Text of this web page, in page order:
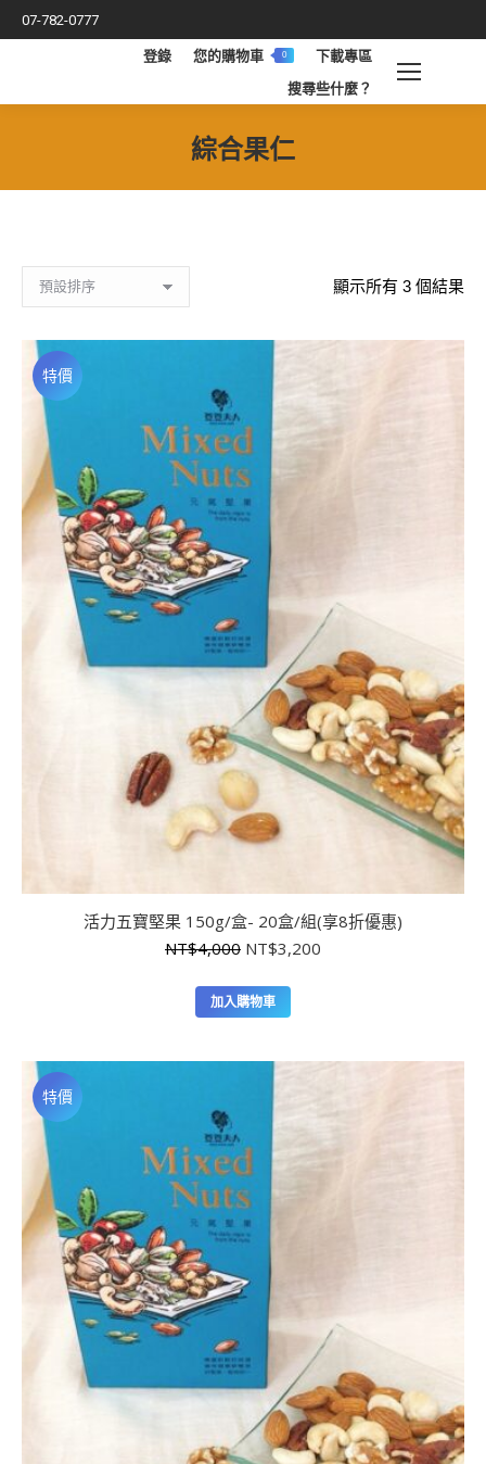
07-782-0777
登錄 您的購物車 0 下載專區
搜
索
搜尋些什麼？
綜合果仁
顯示所有 3 個結果
特價
活力五寶堅果 150g/盒- 20盒/組(享8折優惠)
NT$4,000 原
價
格：
NT$3,200
加入購物車
特價